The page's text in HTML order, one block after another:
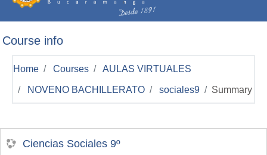
Course info
Home Courses AULAS VIRTUALES
NOVENO BACHILLERATO sociales9 Summary
Ciencias Sociales 9º